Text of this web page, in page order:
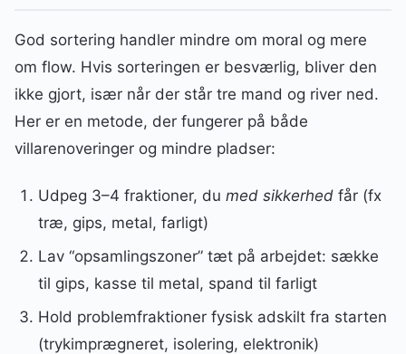
God sortering handler mindre om moral og mere
om flow. Hvis sorteringen er besværlig, bliver den
ikke gjort, især når der står tre mand og river ned.
Her er en metode, der fungerer på både
villarenoveringer og mindre pladser:
Udpeg 3–4 fraktioner, du med sikkerhedfår (fx
træ, gips, metal, farligt)
Lav “opsamlingszoner” tæt på arbejdet: sække
til gips, kasse til metal, spand til farligt
Hold problemfraktioner fysisk adskilt fra starten
(trykimprægneret, isolering, elektronik)